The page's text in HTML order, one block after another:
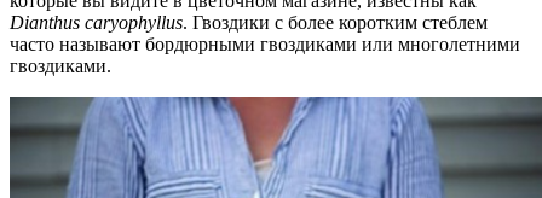
Dianthus caryophyllus. Гвоздики с более коротким стеблем
часто называют бордюрными гвоздиками или многолетними
гвоздиками.